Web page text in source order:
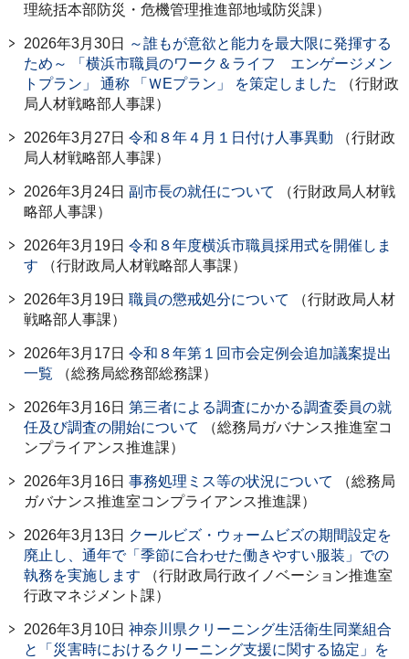
理統括本部防災・危機管理推進部地域防災課）
2026年3月30日
～誰もが意欲と能力を最大限に発揮する
ため～ 「横浜市職員のワーク＆ライフ エンゲージメン
トプラン」 通称 「ＷEプラン」 を策定しました
（行財政
局人材戦略部人事課）
2026年3月27日 令和８年４月１日付け人事異動 （行財政
局人材戦略部人事課）
2026年3月24日 副市長の就任について
（行財政局人材戦
略部人事課）
2026年3月19日 令和８年度横浜市職員採用式を開催しま
す （行財政局人材戦略部人事課）
2026年3月19日 職員の懲戒処分について
（行財政局人材
戦略部人事課）
2026年3月17日 令和８年第１回市会定例会追加議案提出
一覧 （総務局総務部総務課）
2026年3月16日 第三者による調査にかかる調査委員の就
任及び調査の開始について
（総務局ガバナンス推進室コ
ンプライアンス推進課）
2026年3月16日 事務処理ミス等の状況について
（総務局
ガバナンス推進室コンプライアンス推進課）
2026年3月13日 クールビズ・ウォームビズの期間設定を
廃止し、通年で「季節に合わせた働きやすい服装」での
執務を実施します （行財政局行政イノベーション推進室
行政マネジメント課）
2026年3月10日 神奈川県クリーニング生活衛生同業組合
と「災害時におけるクリーニング支援に関する協定」を